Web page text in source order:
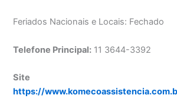
Feriados Nacionais e Locais: Fechado
Telefone Principal: 11 3644-3392
Site
https://